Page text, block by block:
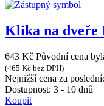
Klika na dveře
643Kč Původní cena
(465 Kč bez DPH)
Nejnižší cena za
Dostupnost: 3 - 10 dnů
Koupit